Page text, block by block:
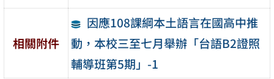
相關附件
因應108課綱本土語言在國高中推
動，本校三至七月舉辦「台語B2證照
輔導班第5期」-1